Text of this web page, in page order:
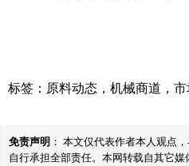
标签： 原料动态 ， 机械商道 ， 市
免责声明 ： 本文仅代表作者本人观点
自行承担全部责任。本网转载自其它